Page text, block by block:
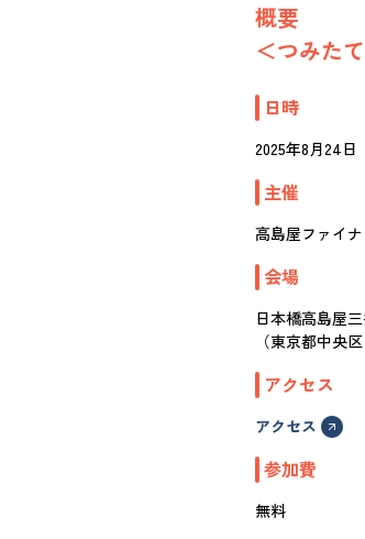
概要
＜つみた
日時
2025年8月24日
主催
高島屋ファイ
会場
日本橋高島屋
（東京都中央
アクセス
アクセス
参加費
無料